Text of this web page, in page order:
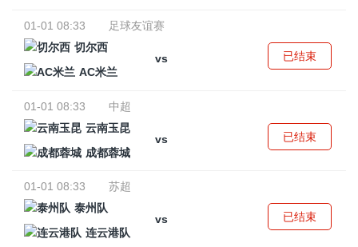
01-01 08:33
足球友谊赛
切尔西
vs
AC米兰
已结束
01-01 08:33
中超
云南玉昆
vs
成都蓉城
已结束
01-01 08:33
苏超
泰州队
vs
连云港队
已结束